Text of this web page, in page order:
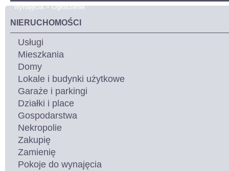
wynajęcia>Ogłoszenie
NIERUCHOMOŚCI
Usługi
Mieszkania
Domy
Lokale i budynki użytkowe
Garaże i parkingi
Działki i place
Gospodarstwa
Nekropolie
Zakupię
Zamienię
Pokoje do wynajęcia